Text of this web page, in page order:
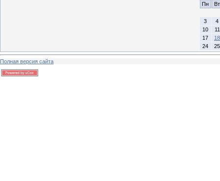
Пн
Вт
3
4
10
11
17
18
24
25
Полная версия сайта